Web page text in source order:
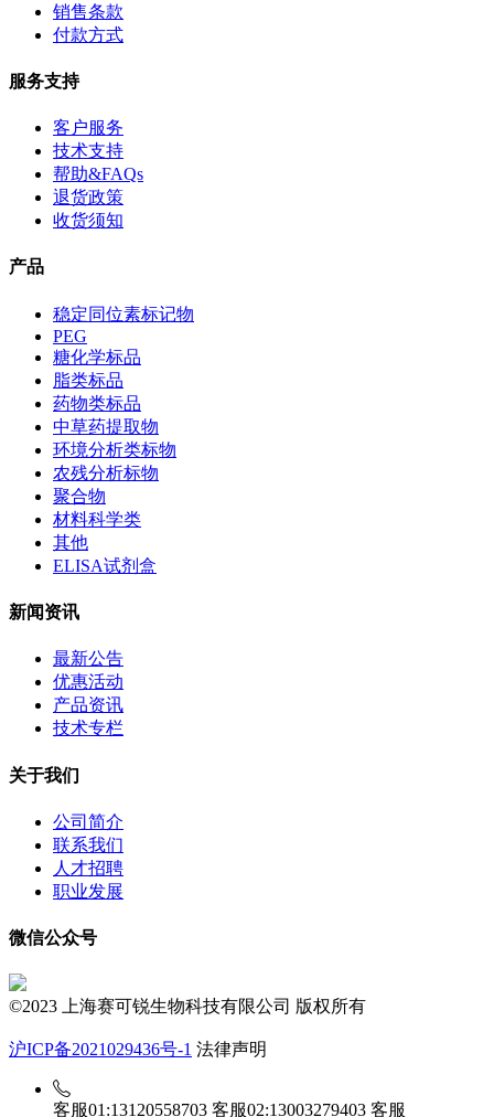
销售条款
付款方式
服务支持
客户服务
技术支持
帮助&FAQs
退货政策
收货须知
产品
稳定同位素标记物
PEG
糖化学标品
脂类标品
药物类标品
中草药提取物
环境分析类标物
农残分析标物
聚合物
材料科学类
其他
ELISA试剂盒
新闻资讯
最新公告
优惠活动
产品资讯
技术专栏
关于我们
公司简介
联系我们
人才招聘
职业发展
微信公众号
©2023 上海赛可锐生物科技有限公司 版权所有
沪ICP备2021029436号-1 法律声明
客服01:13120558703 客服02:13003279403 客服